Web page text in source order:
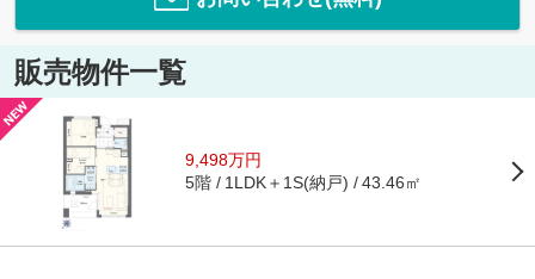
販売物件一覧
9,498万円
5階 1LDK＋1S(納戸) 43.46㎡